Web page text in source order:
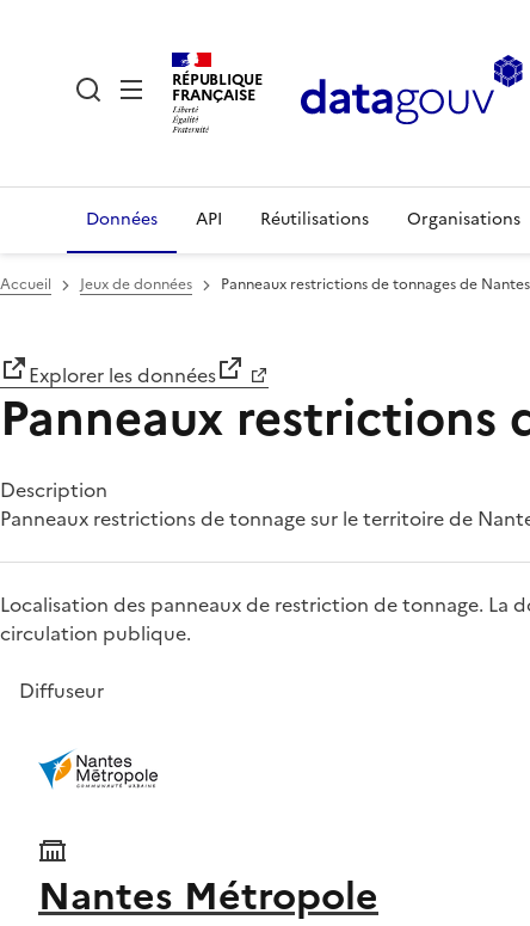
RÉPUBLIQUE
FRANÇAISE
Données API Réutilisations Organisations
Accueil Jeux de données Panneaux restrictions de tonnages de
Explorer les données
Panneaux restrictions
Description
Panneaux restrictions de tonnage sur le territoire de
Localisation des panneaux de restriction de tonnage. La
circulation publique.
Diffuseur
Nantes Métropole